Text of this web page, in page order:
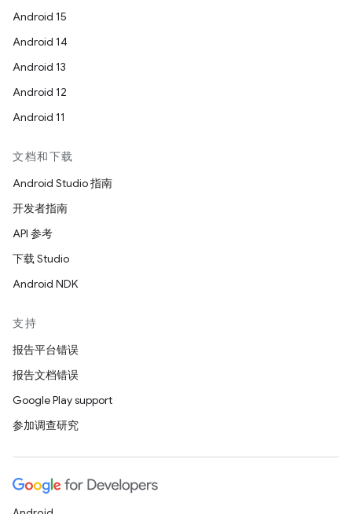
Android 15
Android 14
Android 13
Android 12
Android 11
文档和下载
Android Studio 指南
开发者指南
API 参考
下载 Studio
Android NDK
支持
报告平台错误
报告文档错误
Google Play support
参加调查研究